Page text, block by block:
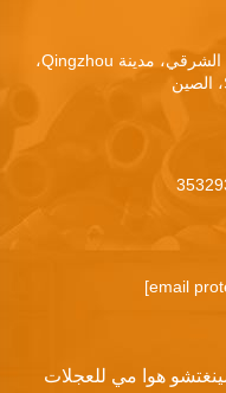
عنوان المصنع: طريق Fenghuangshan الشرقي، مدينة Qingzhou،
هوا مي للعجلات